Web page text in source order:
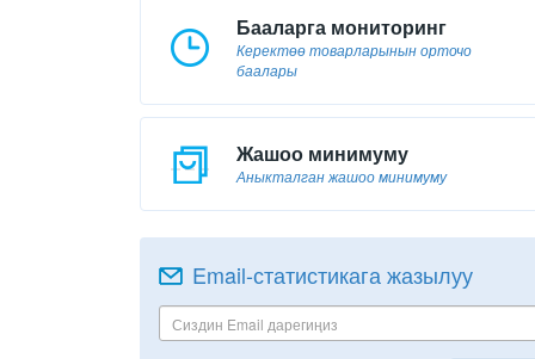
Бааларга мониторинг
Керектөө товарларынын орточо
баалары
Жашоо минимуму
Аныкталган жашоо минимуму
Email-статистикага жазылуу